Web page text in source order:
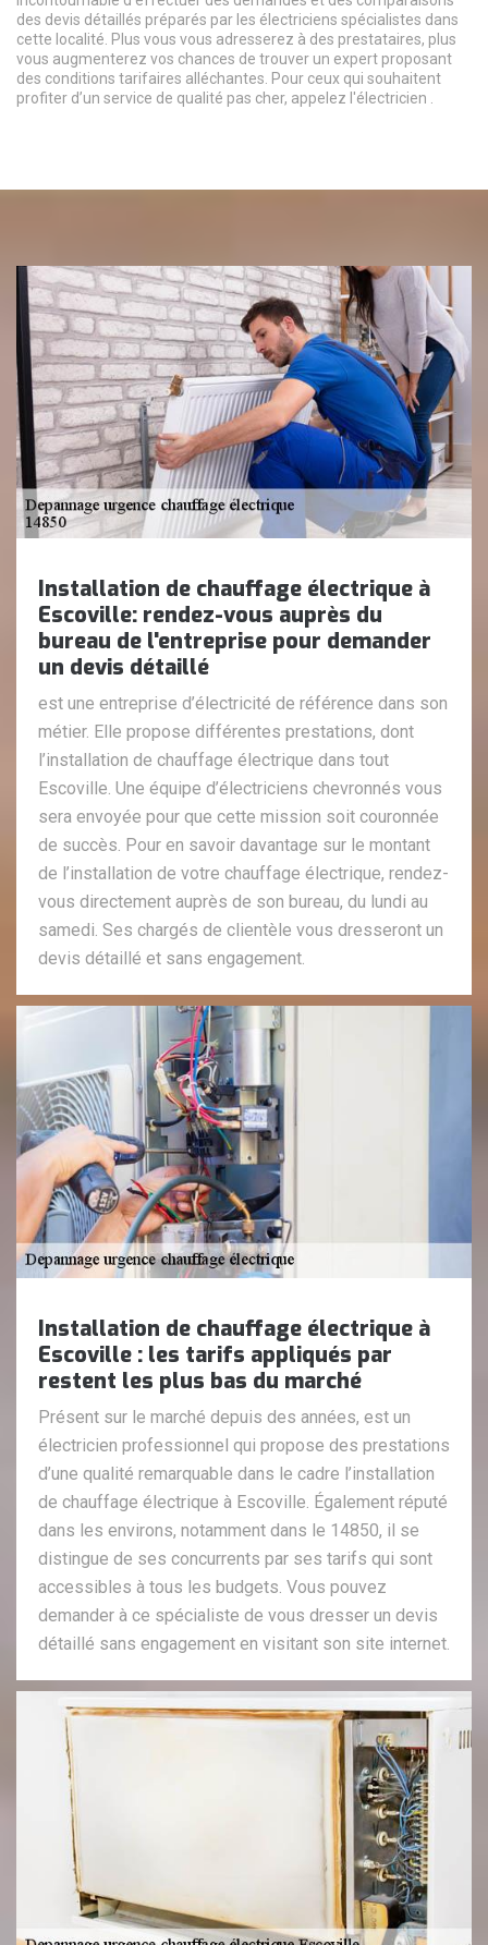
des devis détaillés préparés par les électriciens spécialistes dans
cette localité. Plus vous vous adresserez à des prestataires, plus
vous augmenterez vos chances de trouver un expert proposant
des conditions tarifaires alléchantes. Pour ceux qui souhaitent
profiter d’un service de qualité pas cher, appelez l'électricien .
Installation de chauffage électrique à
Escoville: rendez-vous auprès du
bureau de l'entreprise pour demander
un devis détaillé
est une entreprise d’électricité de référence dans son
métier. Elle propose différentes prestations, dont
l’installation de chauffage électrique dans tout
Escoville. Une équipe d’électriciens chevronnés vous
sera envoyée pour que cette mission soit couronnée
de succès. Pour en savoir davantage sur le montant
de l’installation de votre chauffage électrique, rendez-
vous directement auprès de son bureau, du lundi au
samedi. Ses chargés de clientèle vous dresseront un
devis détaillé et sans engagement.
Installation de chauffage électrique à
Escoville : les tarifs appliqués par
restent les plus bas du marché
Présent sur le marché depuis des années, est un
électricien professionnel qui propose des prestations
d’une qualité remarquable dans le cadre l’installation
de chauffage électrique à Escoville. Également réputé
dans les environs, notamment dans le 14850, il se
distingue de ses concurrents par ses tarifs qui sont
accessibles à tous les budgets. Vous pouvez
demander à ce spécialiste de vous dresser un devis
détaillé sans engagement en visitant son site internet.